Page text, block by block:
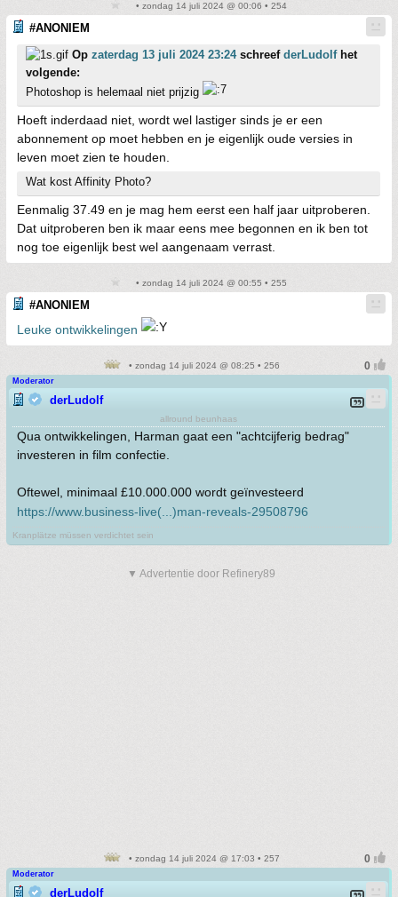
• zondag 14 juli 2024 @ 00:06 • 254
#ANONIEM
Op zaterdag 13 juli 2024 23:24schreef derLudolfhet
volgende:
Photoshop is helemaal niet prijzig
Hoeft inderdaad niet, wordt wel lastiger sinds je er een
abonnement op moet hebben en je eigenlijk oude versies in
leven moet zien te houden.
Wat kost Affinity Photo?
Eenmalig 37.49 en je mag hem eerst een half jaar uitproberen.
Dat uitproberen ben ik maar eens mee begonnen en ik ben tot
nog toe eigenlijk best wel aangenaam verrast.
• zondag 14 juli 2024 @ 00:55 • 255
#ANONIEM
Leuke ontwikkelingen
• zondag 14 juli 2024 @ 08:25 • 256
Moderator
derLudolf
allround beunhaas
Qua ontwikkelingen, Harman gaat een "achtcijferig bedrag"
investeren in film confectie.
Oftewel, minimaal £10.000.000 wordt geïnvesteerd
https://www.business-live(...)man-reveals-29508796
Kranplätze müssen verdichtet sein
▼ Advertentie door Refinery89
• zondag 14 juli 2024 @ 17:03 • 257
Moderator
derLudolf